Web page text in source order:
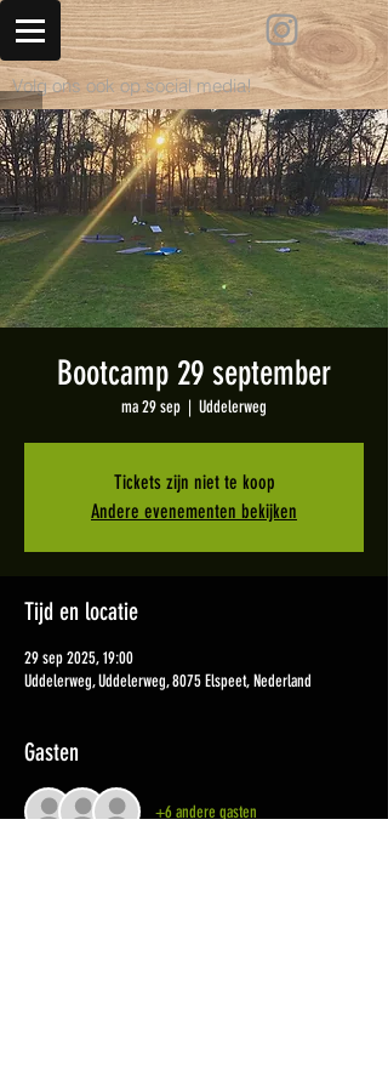
Volg ons ook op social media!
Bootcamp 29 september
ma 29 sep
  |
Uddelerweg
Tickets zijn niet te koop
Andere evenementen bekijken
Tijd en locatie
29 sep 2025, 19:00
Uddelerweg, Uddelerweg, 8075 Elspeet, Nederland
Gasten
+6 andere gasten